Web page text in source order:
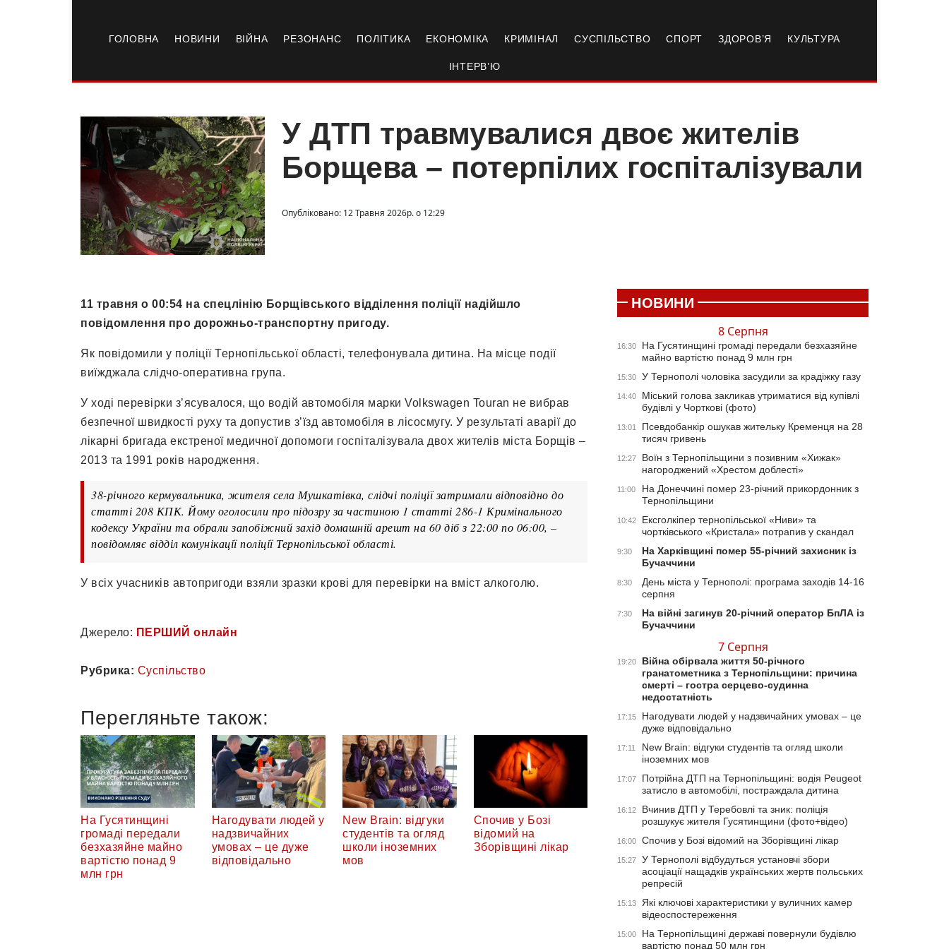
ГОЛОВНА НОВИНИ ВІЙНА РЕЗОНАНС ПОЛІТИКА ЕКОНОМІКА КРИМІНАЛ СУСПІЛЬСТВО СПОРТ ЗДОРОВ’Я КУЛЬТУРА
ІНТЕРВ’Ю
У ДТП травмувалися двоє жителів
Борщева – потерпілих госпіталізували
Опубліковано: 12 Травня 2026р. о 12:29
11 травня о 00:54 на спецлінію Борщівського відділення поліції надійшло
повідомлення про дорожньо-транспортну пригоду.
Як повідомили у поліції Тернопільської області, телефонувала дитина. На місце події
виїжджала слідчо-оперативна група.
У ході перевірки з’ясувалося, що водій автомобіля марки Volkswagen Touran не вибрав
безпечної швидкості руху та допустив з’їзд автомобіля в лісосмугу. У результаті аварії до
лікарні бригада екстреної медичної допомоги госпіталізувала двох жителів міста Борщів –
2013 та 1991 років народження.
38-річного кермувальника, жителя села Мушкатівка, слідчі поліції затримали відповідно до
статті 208 КПК. Йому оголосили про підозру за частиною 1 статті 286-1 Кримінального
кодексу України та обрали запобіжний захід домашній арешт на 60 діб з 22:00 по 06:00, –
повідомляє відділ комунікації поліції Тернопільської області.
У всіх учасників автопригоди взяли зразки крові для перевірки на вміст алкоголю.
Джерело: ПЕРШИЙ онлайн
Рубрика: Суспільство
Перегляньте також:
На Гусятинщині
громаді передали
безхазяйне майно
вартістю понад 9
млн грн
Нагодувати людей у
надзвичайних
умовах – це дуже
відповідально
New Brain: відгуки
студентів та огляд
школи іноземних
мов
Спочив у Бозі
відомий на
Зборівщині лікар
НОВИНИ
8 Серпня
16:30
На Гусятинщині громаді передали безхазяйне
майно вартістю понад 9 млн грн
15:30 У Тернополі чоловіка засудили за крадіжку газу
14:40
Міський голова закликав утриматися від купівлі
будівлі у Чорткові (фото)
13:01
Псевдобанкір ошукав жительку Кременця на 28
тисяч гривень
12:27
Воїн з Тернопільщини з позивним «Хижак»
нагороджений «Хрестом доблесті»
11:00
На Донеччині помер 23-річний прикордонник з
Тернопільщини
10:42
Ексголкіпер тернопільської «Ниви» та
чортківського «Кристала» потрапив у скандал
9:30
На Харківщині помер 55-річний захисник із
Бучаччини
8:30
День міста у Тернополі: програма заходів 14-16
серпня
7:30
На війні загинув 20-річний оператор БпЛА із
Бучаччини
7 Серпня
19:20
Війна обірвала життя 50-річного
гранатометника з Тернопільщини: причина
смерті – гостра серцево-судинна
недостатність
17:15
Нагодувати людей у надзвичайних умовах – це
дуже відповідально
17:11
New Brain: відгуки студентів та огляд школи
іноземних мов
17:07
Потрійна ДТП на Тернопільщині: водія Peugeot
затисло в автомобілі, постраждала дитина
16:12
Вчинив ДТП у Теребовлі та зник: поліція
розшукує жителя Гусятинщини (фото+відео)
16:00 Спочив у Бозі відомий на Зборівщині лікар
15:27
У Тернополі відбудуться установчі збори
асоціації нащадків українських жертв польських
репресій
15:13
Які ключові характеристики у вуличних камер
відеоспостереження
15:00
На Тернопільщині державі повернули будівлю
вартістю понад 50 млн грн